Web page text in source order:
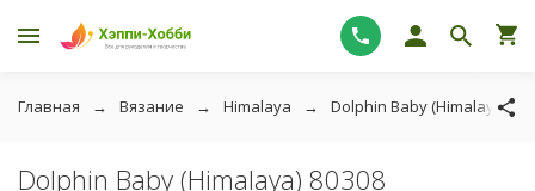
Главная Вязание Himalaya Dolphin Baby (Himalaya)
Dolphin Baby (Himalaya) 80308